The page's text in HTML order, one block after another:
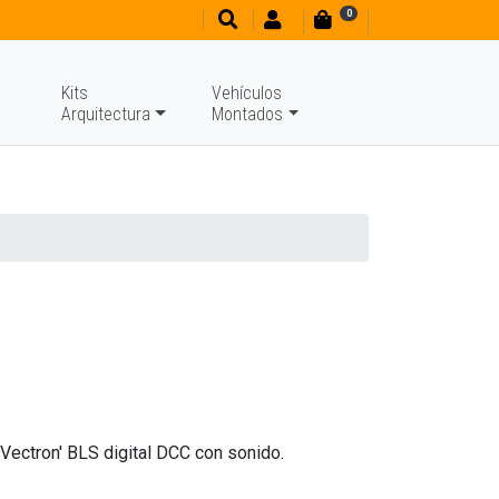
0
Kits
Arquitectura
Vehículos
Montados
BLS digital DCC con sonido.